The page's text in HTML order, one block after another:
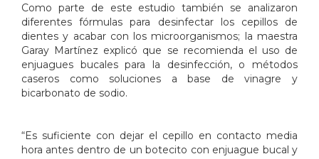
Como parte de este estudio también se analizaron
diferentes fórmulas para desinfectar los cepillos de
dientes y acabar con los microorganismos; la maestra
Garay Martínez explicó que se recomienda el uso de
enjuagues bucales para la desinfección, o métodos
caseros como soluciones a base de vinagre y
bicarbonato de sodio.
“Es suficiente con dejar el cepillo en contacto media
hora antes dentro de un botecito con enjuague bucal y